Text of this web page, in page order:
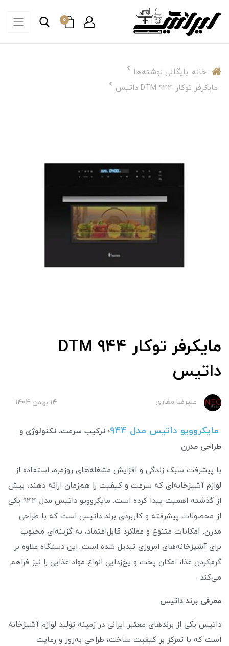
0
خانه بایگانی نوشته‌ها
مایکرفر توکار DTM 944 داتیس
مایکرفر توکار DTM 944
داتیس
علیرضا مغاری 14 بهمن 1404
مایکروویو داتیس مدل 944 ؛ ترکیب سرعت، تکنولوژی و
طراحی مدرن
با پیشرفت سبک زندگی و افزایش مشغله‌های روزمره، استفاده از
لوازم آشپزخانه‌ای که سرعت و کیفیت را هم‌زمان ارائه دهند، بیش
از گذشته اهمیت پیدا کرده است. مایکروویو داتیس مدل 944 یکی
از محصولات پیشرفته و کاربردی برند داتیس است که با طراحی
مدرن، امکانات متنوع و عملکرد قابل‌اعتماد، به گزینه‌ای محبوب
برای آشپزخانه‌های امروزی تبدیل شده است. این دستگاه علاوه بر
گرم‌کردن غذا، امکان پخت و یخ‌زدایی انواع مواد غذایی را نیز فراهم
می‌کند.
معرفی برند داتیس
داتیس یکی از برندهای معتبر ایرانی در زمینه تولید لوازم آشپزخانه
است که با تمرکز بر کیفیت ساخت، طراحی به‌روز و رعایت